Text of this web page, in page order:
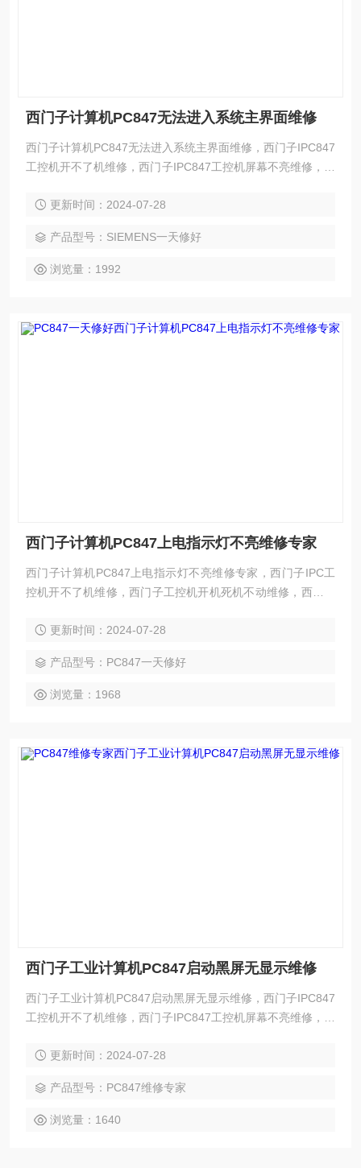
西门子计算机PC847无法进入系统主界面维修
西门子计算机PC847无法进入系统主界面维修，西门子IPC847
工控机开不了机维修，西门子IPC847工控机屏幕不亮维修，西
屏维修，西门子IPC847工控机按键失灵或不灵维修，西门子IP
修，西门子IPC847工控机花屏维修，西门子IPC847工控机进
不了系统维修，西门子IP
更新时间：2024-07-28
产品型号：SIEMENS一天修好
浏览量：1992
西门子计算机PC847上电指示灯不亮维修专家
西门子计算机PC847上电指示灯不亮维修专家，西门子IPC工
控机开不了机维修，西门子工控机开机死机不动维修，西门子
修，西门子IPC工控机黑屏无显示维修，西门子IPC工控机白屏
机触摸失灵维修，西门子IPC工控机触摸不灵维修，西门子IPC
工控机花屏维修，西门子IPC工控机进不了系统维修，
更新时间：2024-07-28
产品型号：PC847一天修好
浏览量：1968
西门子工业计算机PC847启动黑屏无显示维修
西门子工业计算机PC847启动黑屏无显示维修，西门子IPC847
工控机开不了机维修，西门子IPC847工控机屏幕不亮维修，西
屏维修，西门子IPC847工控机按键失灵或不灵维修，西门子IP
修，西门子IPC847工控机花屏维修，西门子IPC847工控机进
不了系统维修，西门子IP
更新时间：2024-07-28
产品型号：PC847维修专家
浏览量：1640